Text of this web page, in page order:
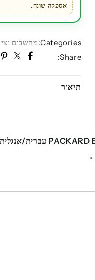
אספקה שונה.
Categories: מחשבים
Share:
תיאור
*